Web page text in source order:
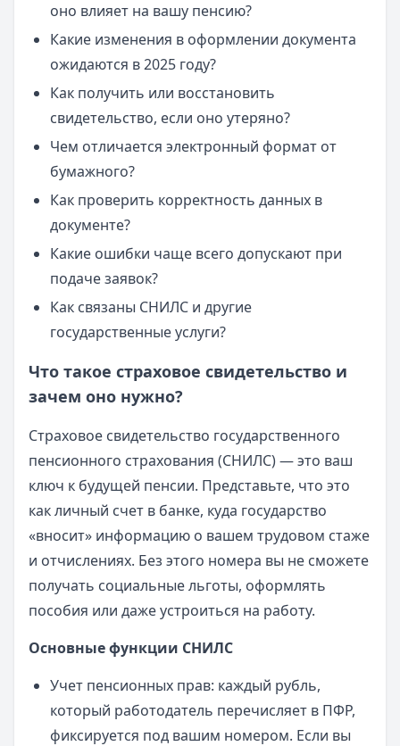
оно влияет на вашу пенсию?
Какие изменения в оформлении документа
ожидаются в 2025 году?
Как получить или восстановить
свидетельство, если оно утеряно?
Чем отличается электронный формат от
бумажного?
Как проверить корректность данных в
документе?
Какие ошибки чаще всего допускают при
подаче заявок?
Как связаны СНИЛС и другие
государственные услуги?
Что такое страховое свидетельство и
зачем оно нужно?
Страховое свидетельство государственного
пенсионного страхования (СНИЛС) — это ваш
ключ к будущей пенсии. Представьте, что это
как личный счет в банке, куда государство
«вносит» информацию о вашем трудовом стаже
и отчислениях. Без этого номера вы не сможете
получать социальные льготы, оформлять
пособия или даже устроиться на работу.
Основные функции СНИЛС
Учет пенсионных прав: каждый рубль,
который работодатель перечисляет в ПФР,
фиксируется под вашим номером. Если вы